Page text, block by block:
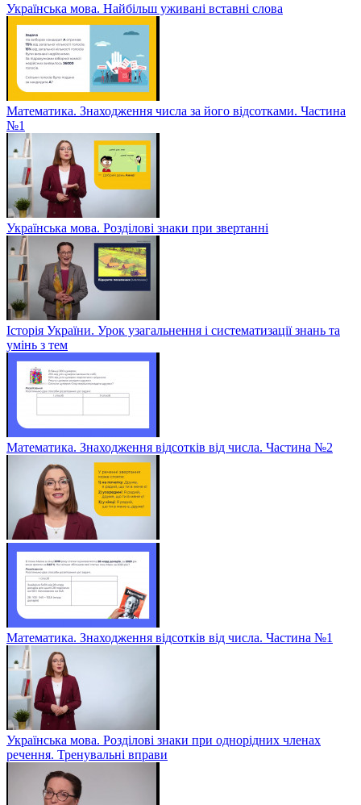
Українська мова. Найбільш уживані вставні слова
Математика. Знаходження числа за його відсотками. Частина
№1
Українська мова. Розділові знаки при звертанні
Історія України. Урок узагальнення і систематизації знань та
умінь з тем
Математика. Знаходження відсотків від числа. Частина №2
Математика. Знаходження відсотків від числа. Частина №1
Українська мова. Розділові знаки при однорідних членах
речення. Тренувальні вправи